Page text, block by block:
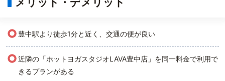
○ 豊中駅より徒歩1分と近く、交通の便が良い
○近隣の「ホットヨガスタジオLAVA豊中店」を同一料金で利用で
きるプランがある